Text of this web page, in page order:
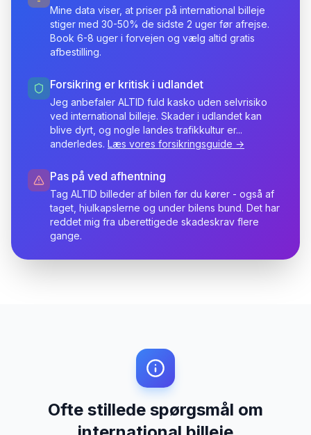
Mine data viser, at priser på international billeje
stiger med 30-50% de sidste 2 uger før afrejse.
Book 6-8 uger i forvejen og vælg altid gratis
afbestilling.
Forsikring er kritisk i udlandet
Jeg anbefaler ALTID fuld kasko uden selvrisiko
ved international billeje. Skader i udlandet kan
blive dyrt, og nogle landes trafikkultur er...
anderledes. Læs vores forsikringsguide →
Pas på ved afhentning
Tag ALTID billeder af bilen før du kører - også af
taget, hjulkapslerne og under bilens bund. Det har
reddet mig fra uberettigede skadeskrav flere
gange.
Ofte stillede spørgsmål om